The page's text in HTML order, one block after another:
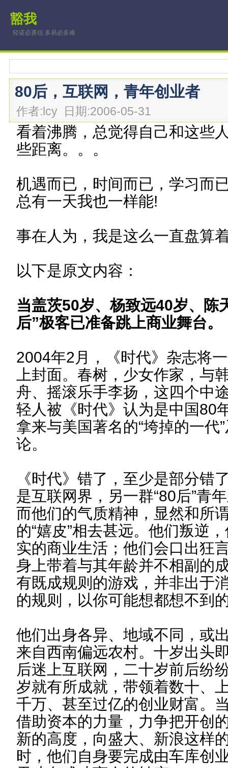
豁我
轻诺必寡信 多易必多难
80后，互联网，青年创业者
作者:lcy 日期:2006-05-31
看着沸腾，总觉得自己和这些
些距离。。。
机遇而已，时间而已，学习而
总有一天我也一样能!
事在人为，我是这么一直盘算
以下是原文内容：
当盖茨50岁、杨致远40岁、陈
后”极客已准备跳上商业舞台。
2004年2月，《时代》杂志将
上封面。春树，少女作家，与
舟、摇滚乐手李扬，这四个中
轻人被《时代》认为是中国80
拿来与美国著名的“垮掉的一代
论。
《时代》错了，至少是部分错
是互联网界，另一群“80后”青
而他们的气质精神，显然和所
的“嬉皮”相去甚远。他们叛逆
实的商业生活；他们会口出狂
身上带着与其年龄并不相副的
有既成规则的游戏，并非出于
的规则，以你可能想都想不到
他们出身各异、地域不同，或
来自西南偏远农村。十岁出头
后迷上互联网，二十岁前后纷
岁就有所成就，带领着数十、
千万、甚至过亿的创业财富。
借助资本的力量，力争把开创
新的高度，向盛大、新浪这样
时，他们自身要完成由车库创